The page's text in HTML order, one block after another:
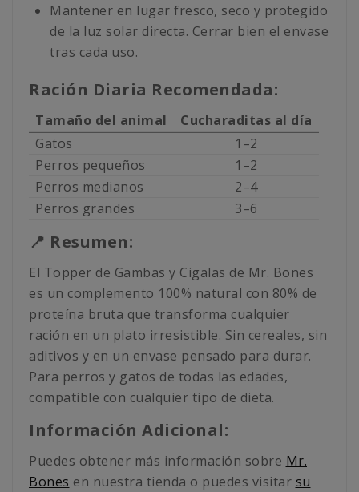
Mantener en lugar fresco, seco y protegido
de la luz solar directa. Cerrar bien el envase
tras cada uso.
Ración Diaria Recomendada:
Tamaño del animal
Cucharaditas al día
Gatos
1–2
Perros pequeños
1–2
Perros medianos
2–4
Perros grandes
3–6
📍 Resumen:
El Topper de Gambas y Cigalas de Mr. Bones
es un complemento 100% natural con 80% de
proteína bruta que transforma cualquier
ración en un plato irresistible. Sin cereales, sin
aditivos y en un envase pensado para durar.
Para perros y gatos de todas las edades,
compatible con cualquier tipo de dieta.
Información Adicional:
Puedes obtener más información sobre Mr.
Bones en nuestra tienda o puedes visitar su